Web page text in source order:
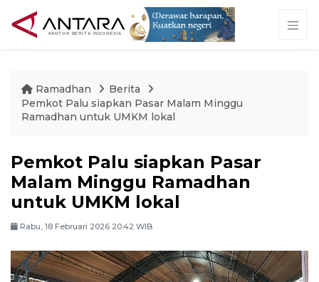
Ramadhan
Berita
Pemkot Palu siapkan Pasar Malam Minggu
Ramadhan untuk UMKM lokal
Pemkot Palu siapkan Pasar
Malam Minggu Ramadhan
untuk UMKM lokal
Rabu, 18 Februari 2026 20:42 WIB